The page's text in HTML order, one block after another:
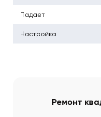
Падает
Настройка
Ремонт